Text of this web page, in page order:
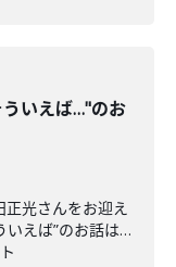
いえば…"のお
光さんをお迎え
いえば”のお話は…